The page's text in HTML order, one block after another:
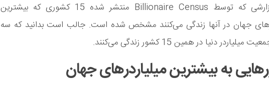
طبق گزارشی که توسط Billionaire Census منتشر شده 15 کشوری که بیشترین
جهان در آنها زندگی می‌کنند مشخص شده است. جالب است بدانید که سه
دنیا در همین 15 کشور زندگی می‌کنند.
به بیشترین میلیاردرهای جهان